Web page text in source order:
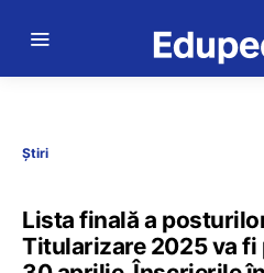
Știri
Lista finală a
Titularizare 2025 va